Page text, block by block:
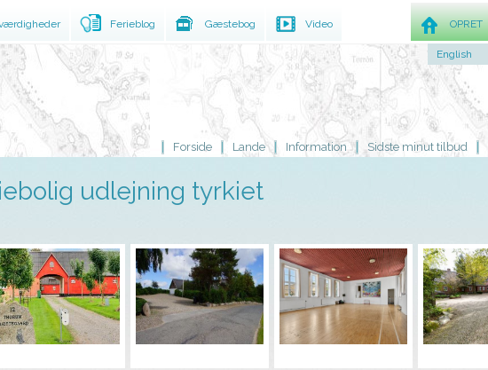
Forside Lande Information Sidste minut tilbud
udlejning tyrkiet
Ferieblog Gæstebog Video OPRET
English